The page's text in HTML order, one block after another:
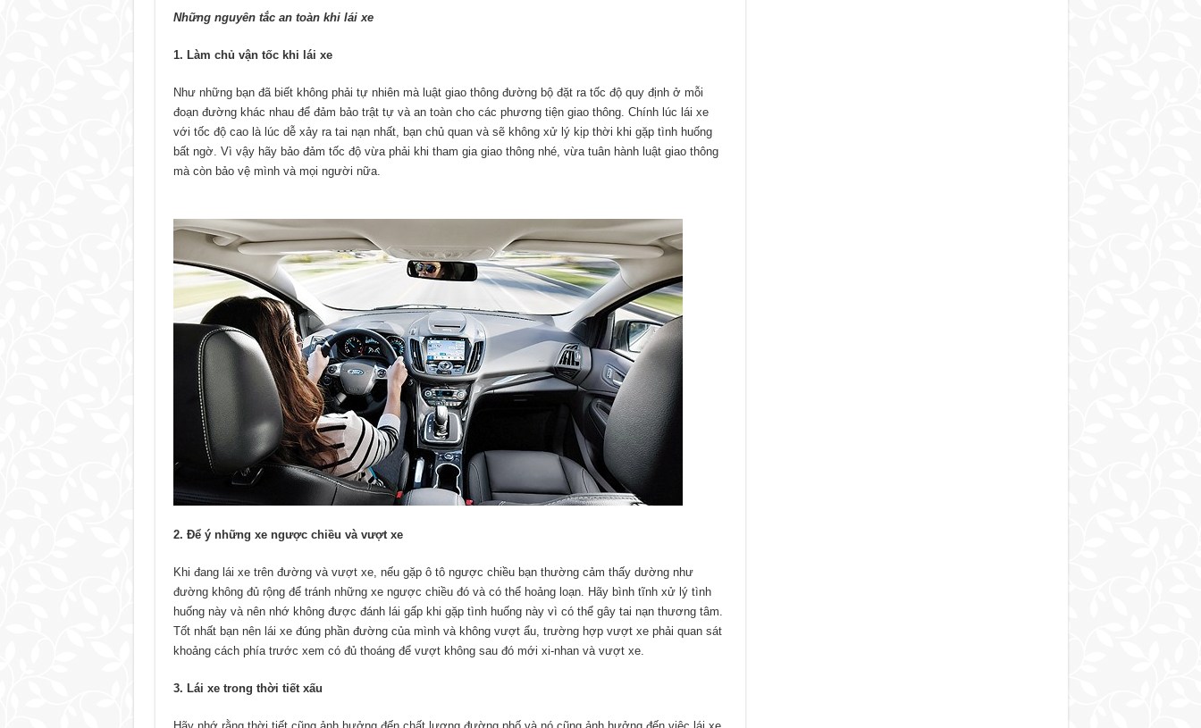
Những nguyên tắc an toàn khi lái xe
1. Làm chủ vận tốc khi lái xe
Như những bạn đã biết không phải tự nhiên mà luật giao thông đường bộ đặt ra tốc độ quy định ở mỗi
đoạn đường khác nhau để đảm bảo trật tự và an toàn cho các phương tiện giao thông. Chính lúc lái xe
với tốc độ cao là lúc dễ xảy ra tai nạn nhất, bạn chủ quan và sẽ không xử lý kịp thời khi gặp tình huống
bất ngờ. Vì vậy hãy bảo đảm tốc độ vừa phải khi tham gia giao thông nhé, vừa tuân hành luật giao thông
mà còn bảo vệ mình và mọi người nữa.
2. Để ý những xe ngược chiều và vượt xe
Khi đang lái xe trên đường và vượt xe, nếu gặp ô tô ngược chiều bạn thường cảm thấy dường như
đường không đủ rộng để tránh những xe ngược chiều đó và có thể hoảng loạn. Hãy bình tĩnh xử lý tình
huống này và nên nhớ không được đánh lái gấp khi gặp tình huống này vì có thể gây tai nạn thương tâm.
Tốt nhất bạn nên lái xe đúng phần đường của mình và không vượt ẩu, trường hợp vượt xe phải quan sát
khoảng cách phía trước xem có đủ thoáng để vượt không sau đó mới xi-nhan và vượt xe.
3. Lái xe trong thời tiết xấu